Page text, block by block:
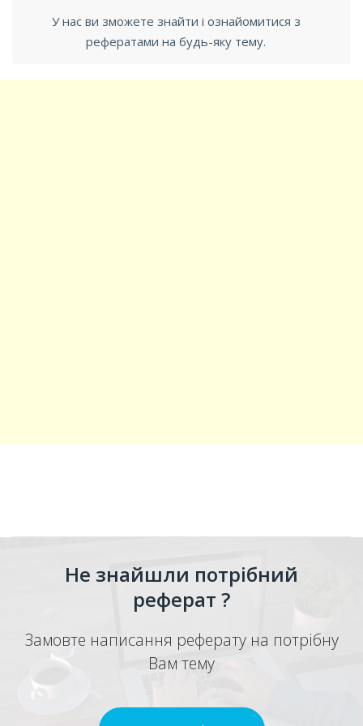
У нас ви зможете знайти і ознайомитися з
рефератами на будь-яку тему.
Не знайшли потрібний
реферат ?
Замовте написання реферату на потрібну
Вам тему